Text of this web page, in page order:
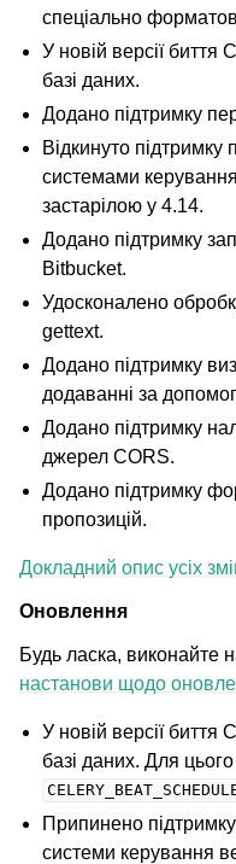
спеціально
У новій версії биття
базі даних.
Додано підтримку
Відкинуто підтримку
системами
застарілою у 4.14.
Додано підтримку
Bitbucket.
Удосконалено
gettext.
Додано підтримку
додаванні за
Додано підтримку
джерел CORS.
Додано підтримку
пропозицій.
Докладний опис усіх
Оновлення
Будь ласка, виконайте
настанови щодо
У новій версії биття
базі даних. Для цього
Припинено
системи керування